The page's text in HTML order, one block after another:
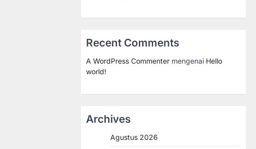
Recent Comments
A WordPress Commenter mengenai Hello
world!
Archives
Agustus 2026